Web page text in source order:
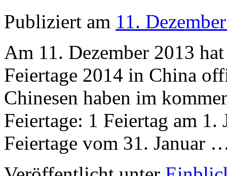
Publiziert am 11.
Am 11. Dezember 2013
Feiertage 2014 in China
Chinesen haben im
Feiertage: 1 Feiertag am
Feiertage vom 31. Januar